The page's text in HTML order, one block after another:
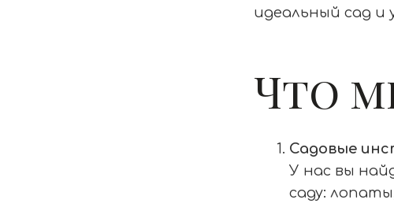
идеальный сад и
Что
Садовые
У нас вы
саду: